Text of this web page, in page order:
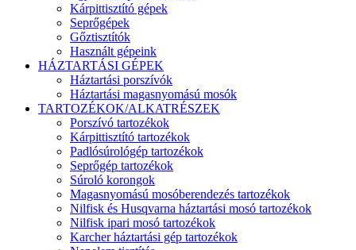
Kárpittisztító gépek
Seprőgépek
Gőztisztítók
Használt gépeink
HÁZTARTÁSI GÉPEK
Háztartási porszívók
Háztartási magasnyomású mosók
TARTOZÉKOK/ALKATRÉSZEK
Porszívó tartozékok
Kárpittisztító tartozékok
Padlósúrológép tartozékok
Seprőgép tartozékok
Súroló korongok
Magasnyomású mosóberendezés tartozékok
Nilfisk és Husqvarna háztartási mosó tartozékok
Nilfisk ipari mosó tartozékok
Karcher háztartási gép tartozékok